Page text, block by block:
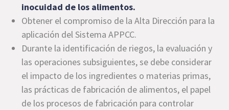
inocuidad de los alimentos.
Obtener el compromiso de la Alta Dirección para la
aplicación del Sistema APPCC.
Durante la identificación de riegos, la evaluación y
las operaciones subsiguientes, se debe considerar
el impacto de los ingredientes o materias primas,
las prácticas de fabricación de alimentos, el papel
de los procesos de fabricación para controlar